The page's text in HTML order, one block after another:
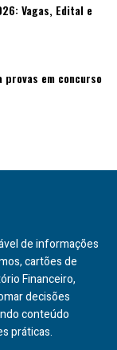
Vagas, Edital e
provas em concurso
de informações
cartões de
Financeiro,
decisões
conteúdo
práticas.